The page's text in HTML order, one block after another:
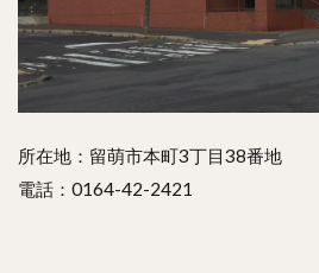
所在地：留萌市本町3丁目38番地
電話：0164-42-2421